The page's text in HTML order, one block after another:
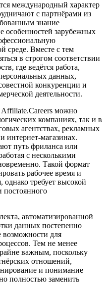
международный характер
с партнёрами из
знание
особенностей зарубежных
среде. Вместе с тем
в строгом соответствии
где ведётся работа,
данных,
конкуренции и
деятельности.
можно
компаниях, так и в
агентствах, рекламных
интернет-магазинах.
путь фриланса или
с несколькими
Такой формат
рабочее время и
однако требует высокой
постоянного
автоматизированной
данных постепенно
возможности для
Тем не менее
важным, поскольку
отношений,
и понимание
полностью заменить